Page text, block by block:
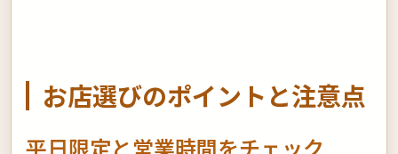
お店選びのポイントと注意点
平日限定と営業時間をチェック